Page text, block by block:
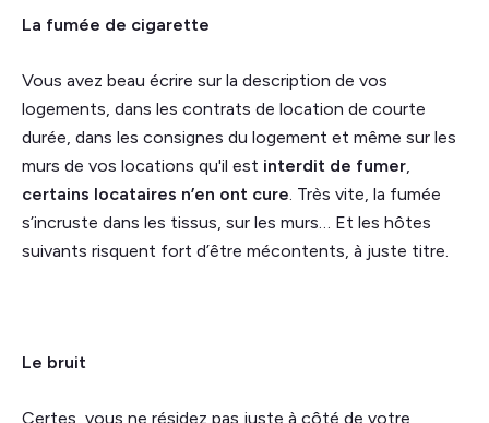
La fumée de cigarette
Vous avez beau écrire sur la description de vos
logements, dans les contrats de location de courte
durée, dans les consignes du logement et même sur les
murs de vos locations qu'il est interdit de fumer,
certains locataires n’en ont cure. Très vite, la fumée
s’incruste dans les tissus, sur les murs… Et les hôtes
suivants risquent fort d’être mécontents, à juste titre.
Le bruit
Certes, vous ne résidez pas juste à côté de votre